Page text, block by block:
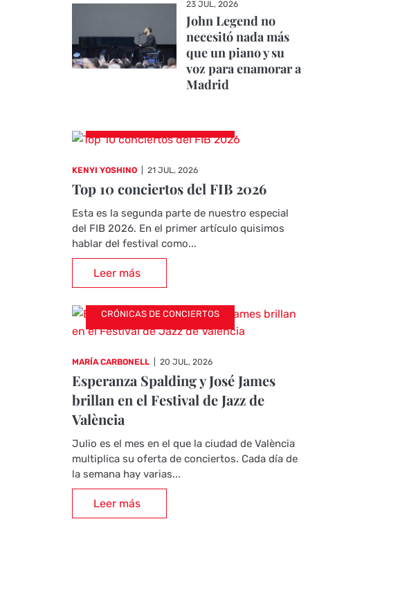
23 JUL, 2026
John Legend no
necesitó nada más
que un piano y su
voz para enamorar a
Madrid
KENYI YOSHINO 21 JUL, 2026
Top 10 conciertos del FIB 2026
Esta es la segunda parte de nuestro especial
del FIB 2026. En el primer artículo quisimos
hablar del festival como...
Leer más
CRÓNICAS DE CONCIERTOS
MARÍA CARBONELL 20 JUL, 2026
Esperanza Spalding y José James
brillan en el Festival de Jazz de
València
Julio es el mes en el que la ciudad de València
multiplica su oferta de conciertos. Cada día de
la semana hay varias...
Leer más